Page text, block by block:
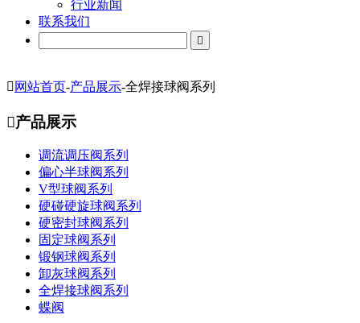
行业新闻
联系我们

网站首页-产品展示-全焊接球阀系列
产品展示
调流调压阀系列
偏心半球阀系列
V型球阀系列
硬碰硬旋球阀系列
硬密封球阀系列
固定球阀系列
锻钢球阀系列
卸灰球阀系列
全焊接球阀系列
蝶阀